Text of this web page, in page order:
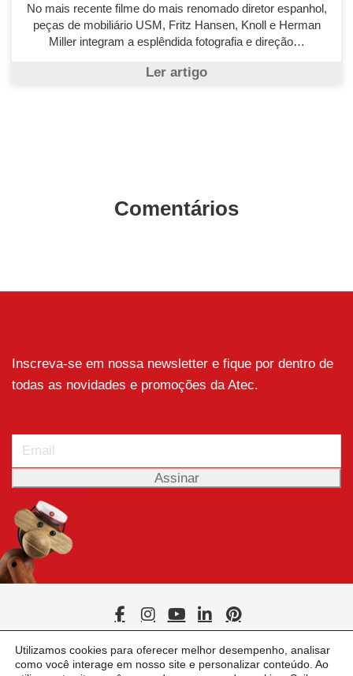
No mais recente filme do mais renomado diretor espanhol,
peças de mobiliário USM, Fritz Hansen, Knoll e Herman
Miller integram a esplêndida fotografia e direção…
Ler artigo
Comentários
Inscreva-se em nossa newsletter e fique por dentro de
todas as novidades e promoções da Atec.
ATEC COMERCIO IMPORTAÇÃO E REPRESENTAÇÃO LTDA – CNPJ:
Utilizamos cookies para oferecer melhor desempenho, analisar
como você interage em nosso site e personalizar conteúdo. Ao